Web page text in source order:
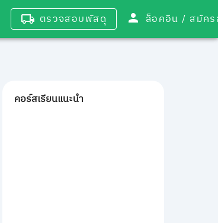
ตรวจสอบพัสดุ ล็อคอิน /
คอร์สเรียนแนะนำ